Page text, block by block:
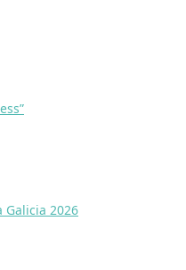
Galicia 2026